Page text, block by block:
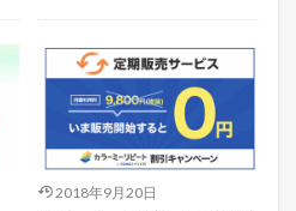
2018年9月20日